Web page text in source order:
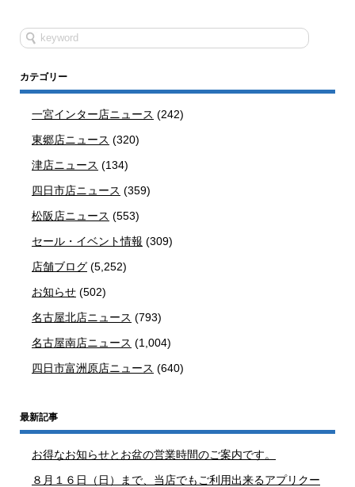
カテゴリー
一宮インター店ニュース (242)
東郷店ニュース (320)
津店ニュース (134)
四日市店ニュース (359)
松阪店ニュース (553)
セール・イベント情報 (309)
店舗ブログ (5,252)
お知らせ (502)
名古屋北店ニュース (793)
名古屋南店ニュース (1,004)
四日市富洲原店ニュース (640)
最新記事
お得なお知らせとお盆の営業時間のご案内です。
８月１６日（日）まで、当店でもご利用出来るアプリクー